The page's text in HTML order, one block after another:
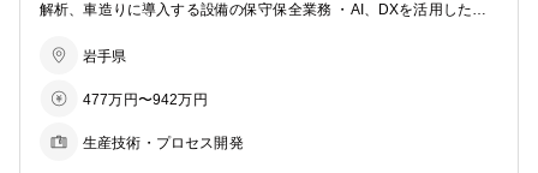
解析、車造りに導入する設備の保守保全業務 ・AI、DXを活用した業
岩手県
477万円〜942万円
生産技術・プロセス開発